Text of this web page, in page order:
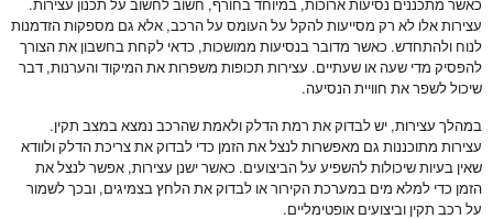
כאשר מתכננים נסיעות ארוכות, במיוחד בחורף, חשוב לחשוב על תכנון עצירות.
עצירות אלו לא רק מסייעות להקל על העומס על הרכב, אלא גם מספקות הזדמנות
לנוח ולהתחדש. כאשר מדובר בנסיעות ממושכות, כדאי לקחת בחשבון את הצורך
להפסיק מדי שעה או שעתיים. עצירות תכופות משפרות את המיקוד והערנות, דבר
שיכול לשפר את חוויית הנסיעה.
במהלך עצירות, יש לבדוק את רמת הדלק ולאמת שהרכב נמצא במצב תקין.
עצירות מתוכננות גם מאפשרות לנצל את הזמן כדי לבדוק את צריכת הדלק ולוודא
שאין בעיות שיכולות להשפיע על הביצועים. כאשר ישנן עצירות, אפשר לנצל את
הזמן כדי למלא מים במערכת הקירור או לבדוק את הלחץ בצמיגים, ובכך לשמור
על רכב תקין וביצועים אופטימליים.